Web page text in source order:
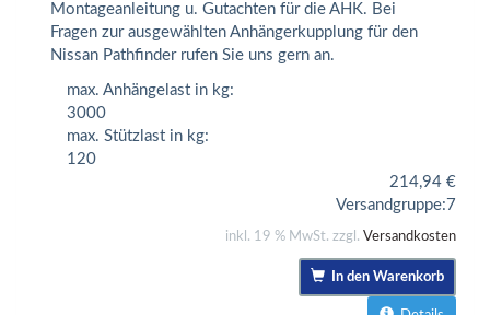
Montageanleitung u. Gutachten für die AHK. Bei
Fragen zur ausgewählten Anhängerkupplung für den
Nissan Pathfinder rufen Sie uns gern an.
max. Anhängelast in kg:
3000
max. Stützlast in kg:
120
214,94 €
Versandgruppe:7
inkl. 19 % MwSt. zzgl. Versandkosten
In den Warenkorb